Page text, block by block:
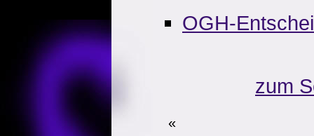
OGH-
zum
«